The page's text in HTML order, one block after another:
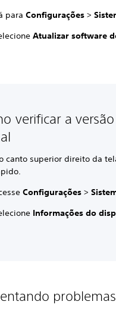
paraConfigurações>
Atualizar software
verificar a
canto superior direito da
Configurações>
Informações do